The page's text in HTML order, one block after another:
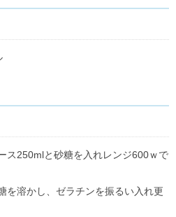
250mlと砂糖を入れレンジ600ｗで
溶かし、ゼラチンを振るい入れ更